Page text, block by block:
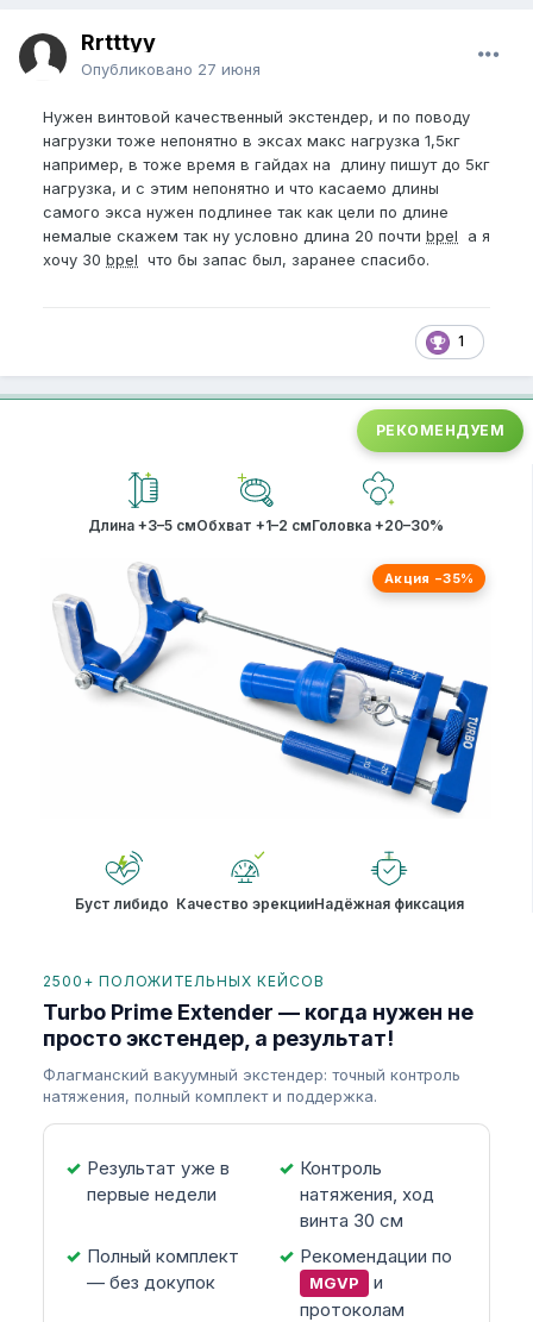
Rrtttyy
Опубликовано 27 июня
Нужен винтовой качественный экстендер, и по поводу
нагрузки тоже непонятно в эксах макс нагрузка 1,5кг
например, в тоже время в гайдах на длину пишут до 5кг
нагрузка, и с этим непонятно и что касаемо длины
самого экса нужен подлинее так как цели по длине
немалые скажем так ну условно длина 20 почти bpel а я
хочу 30 bpel что бы запас был, заранее спасибо.
1
РЕКОМЕНДУЕМ
Длина +3–5 смОбхват +1–2 смГоловка +20–30%
Акция −35%
Буст либидо Качество эрекцииНадёжная фиксация
2500+ ПОЛОЖИТЕЛЬНЫХ КЕЙСОВ
Turbo Prime Extender — когда нужен не
просто экстендер, а результат!
Флагманский вакуумный экстендер: точный контроль
натяжения, полный комплект и поддержка.
Результат уже в
первые недели
Контроль
натяжения, ход
винта 30 см
Полный комплект
— без докупок
Рекомендации по
MGVP
и
протоколам